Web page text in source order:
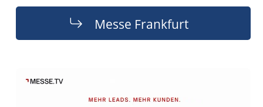
Messe Frankfurt